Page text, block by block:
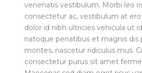
venenatis vestibulum. Morbi leo
consectetur ac, vestibulum at
dolor id nibh ultricies vehicula ut
natoque penatibus et magnis dis
montes, nascetur ridiculus mus.
consectetur purus sit amet